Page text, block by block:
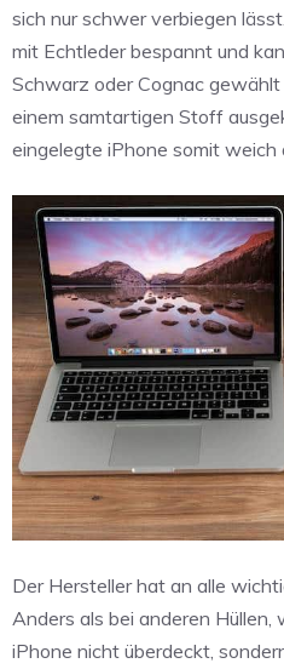
sich nur schwer verbiegen
mit Echtleder bespannt und
Schwarz oder Cognac
einem samtartigen Stoff
eingelegte iPhone somit weich
Der Hersteller hat an alle
Anders als bei anderen
iPhone nicht überdeckt,